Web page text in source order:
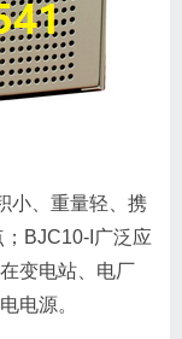
小、重量轻、携
BJC10-I广泛应
变电站、电厂
电源。